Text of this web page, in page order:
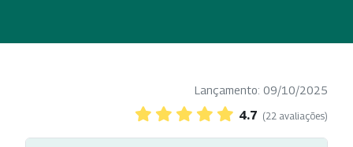
Lançamento: 09/10/2025
4.7 (22 avaliações)